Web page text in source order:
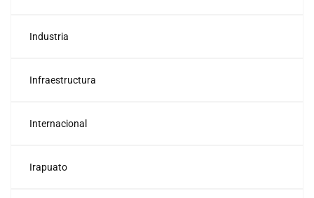
Industria
Infraestructura
Internacional
Irapuato